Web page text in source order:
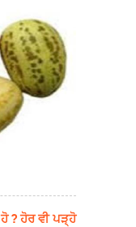
? ਹੋਰ ਵੀ ਪੜ੍ਹੋ